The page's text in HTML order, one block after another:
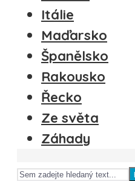
Itálie
Maďarsko
Španělsko
Rakousko
Řecko
Ze světa
Záhady